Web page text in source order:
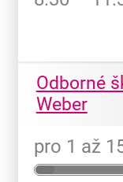
Odborné
Weber
pro 1 až